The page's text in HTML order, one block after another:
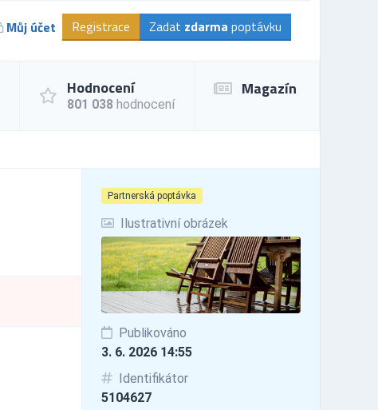
Můj účet Registrace Zadat zdarma poptávku
Hodnocení
801 038 hodnocení
Magazín
Partnerská poptávka
Ilustrativní obrázek
Publikováno
3. 6. 2026 14:55
Identifikátor
5104627